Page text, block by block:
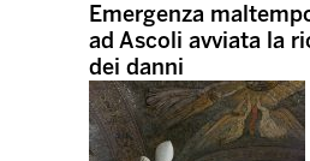
Emergenza
ad Ascoli avviata la
dei danni